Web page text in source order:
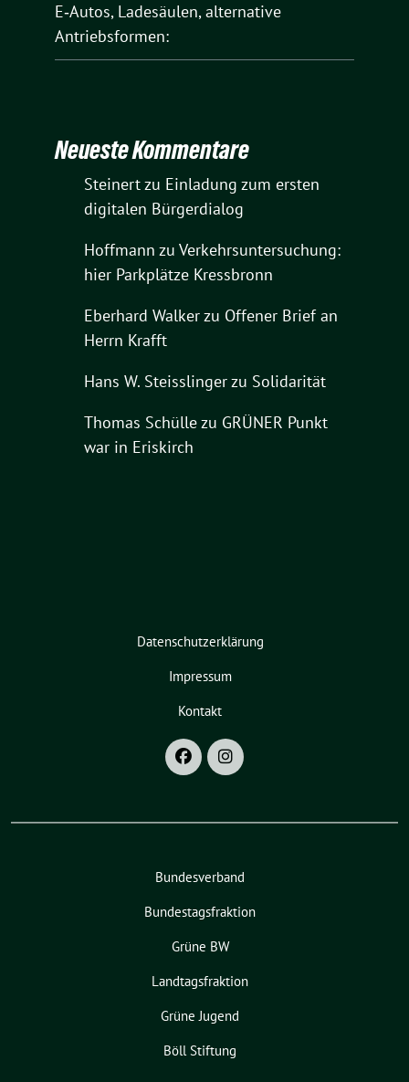
E‑Autos, Ladesäulen, alternative
Antriebsformen:
Neueste Kommentare
Steinertzu Einladung zum ersten
digitalen Bürgerdialog
Hoffmann zu Verkehrsuntersuchung:
hier Parkplätze Kressbronn
Eberhard Walkerzu Offener Brief an
Herrn Krafft
Hans W. Steisslingerzu Solidarität
Thomas Schüllezu GRÜNER Punkt
war in Eriskirch
Datenschutzerklärung
Impressum
Kontakt
Bundesverband
Bundestagsfraktion
Grüne BW
Landtagsfraktion
Grüne Jugend
Böll Stiftung